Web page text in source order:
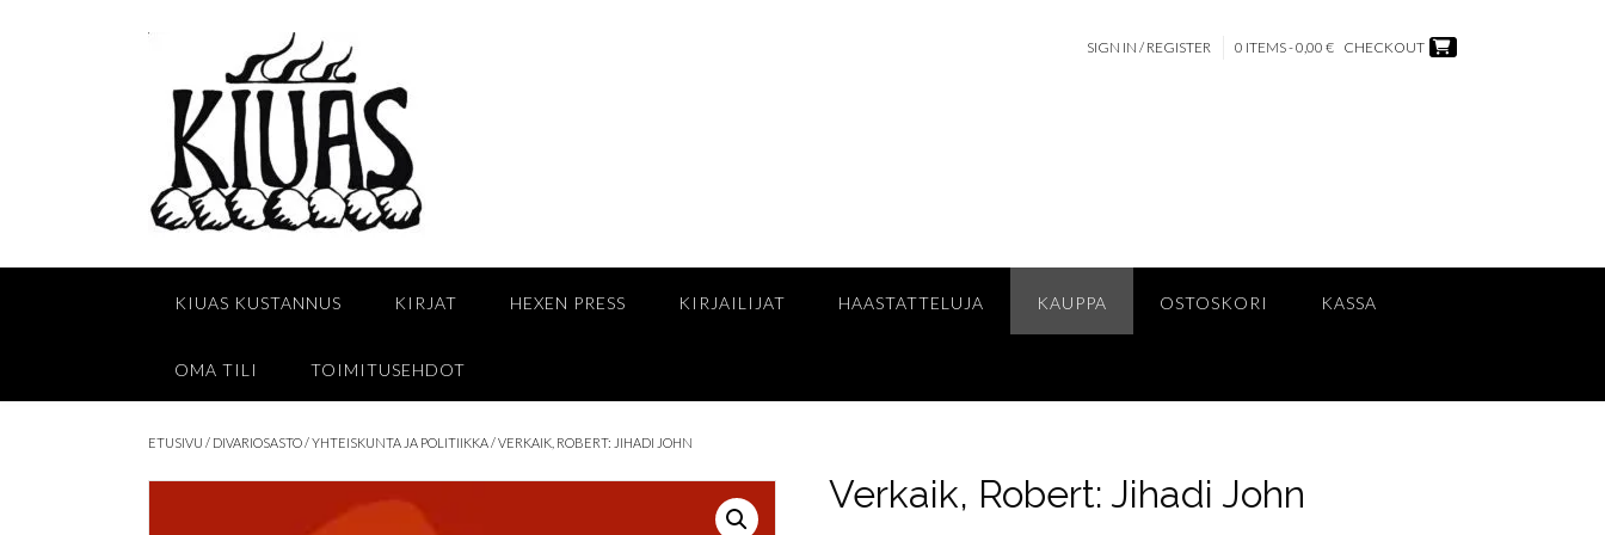
SIGN IN / REGISTER 0 ITEMS - 0,00 € CHECKOUT
KIUAS KUSTANNUS KIRJAT HEXEN PRESS KIRJAILIJAT HAASTATTELUJA KAUPPA OSTOSKORI KASSA
OMA TILI TOIMITUSEHDOT
ETUSIVU / DIVARIOSASTO/YHTEISKUNTA JA POLITIIKKA/ VERKAIK, ROBERT: JIHADI JOHN
Verkaik, Robert: Jihadi John